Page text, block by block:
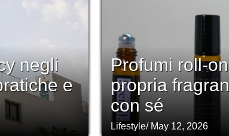
negli
e
Profumi roll-
propria
con sé
Lifestyle/ May 12, 2026